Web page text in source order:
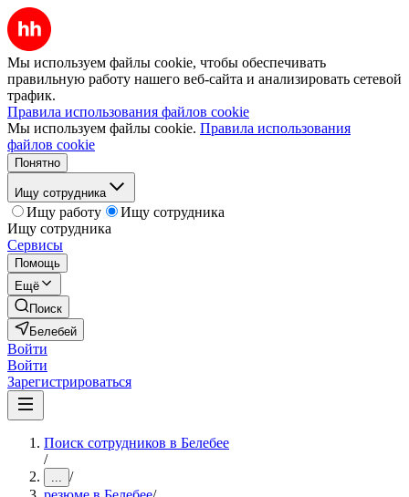
Мы используем файлы cookie, чтобы обеспечивать
правильную работу нашего веб-сайта и анализировать сетевой
трафик.
Правила использования файлов cookie
Мы используем файлы cookie. Правила использования
файлов cookie
Понятно
Ищу сотрудника
Ищу работу
Ищу сотрудника
Ищу сотрудника
Сервисы
Помощь
Ещё
Поиск
Белебей
Войти
Войти
Зарегистрироваться
Поиск сотрудников в Белебее
/
... /